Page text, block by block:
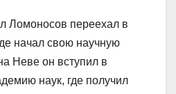
Ломоносов переехал в
начал свою научную
Неве он вступил в
наук, где получил